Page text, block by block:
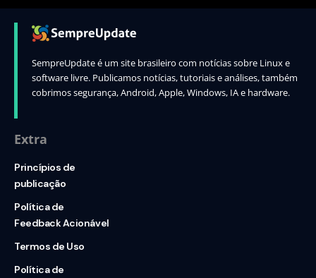
SempreUpdate é um site brasileiro com notícias sobre Linux e
software livre. Publicamos notícias, tutoriais e análises, também
cobrimos segurança, Android, Apple, Windows, IA e hardware.
Extra
Princípios de
publicação
Política de
Feedback Acionável
Termos de Uso
Política de